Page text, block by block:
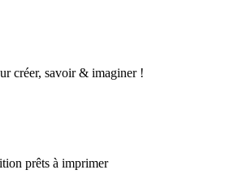
créer, savoir & imaginer !
prêts à imprimer